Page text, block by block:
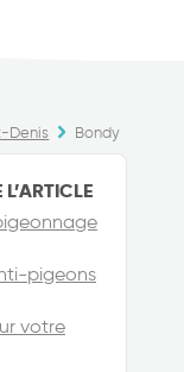
Denis Bondy
pigeons
votre